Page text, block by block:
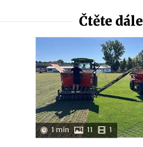
Čtěte dále
1 min 11 1